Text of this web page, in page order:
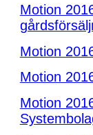
Motion
Motion
Motion
Motion